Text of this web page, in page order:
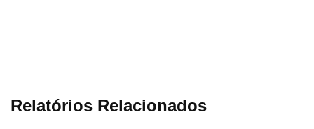
Relatórios Relacionados